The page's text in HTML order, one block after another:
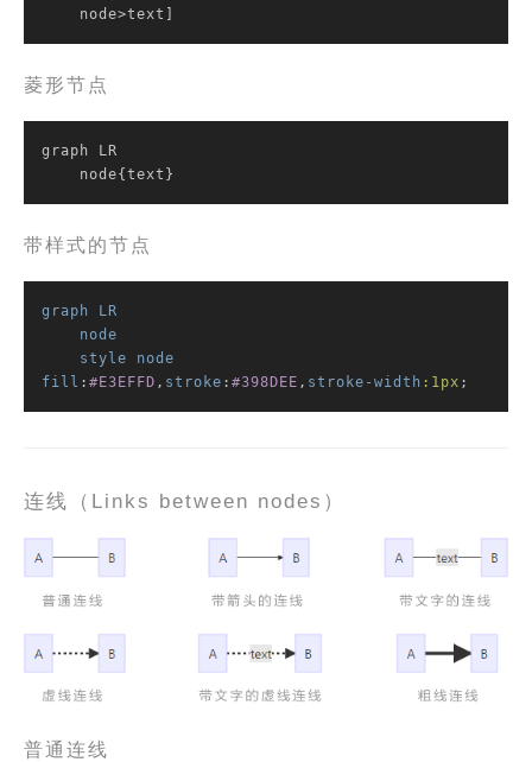
    node>text]
菱形节点
graph LR
    node{text}
带样式的节点
graph
LR
node
style
node
fill : #E3EFFD , stroke : #398DEE , stroke-width :1px ;
连线（Links between nodes）
普通连线